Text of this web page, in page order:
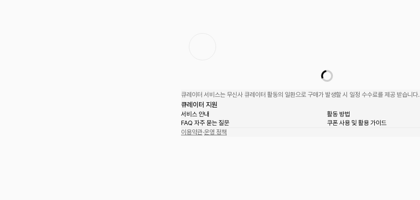
큐레이터 서비스는 무신사 큐레이터 활동의 일환으로 구매가 발생할 시 일정 수수료를 제공 받습니다.
큐레이터 지원
서비스 안내
활동 방법
FAQ 자주 묻는 질문
쿠폰 사용 및 활용 가이드
이용약관·운영 정책